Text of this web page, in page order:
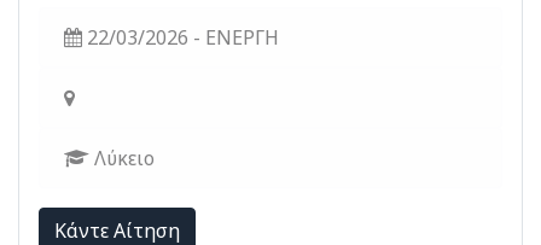
22/03/2026 - ΕΝΕΡΓΗ
Λύκειο
Kάντε Αίτηση